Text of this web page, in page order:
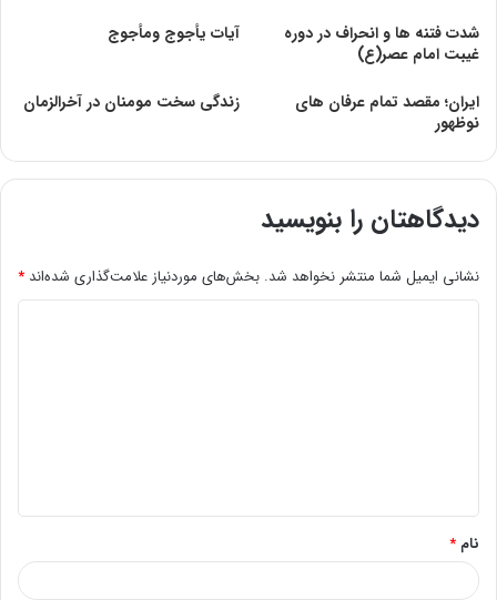
شدت فتنه ها و انحراف در دوره
غیبت امام عصر(ع)
آيات يأجوج ومأجوج
ایران؛ مقصد تمام عرفان های
نوظهور
زندگی سخت مومنان در آخرالزمان
دیدگاهتان را بنویسید
نشانی ایمیل شما منتشر نخواهد شد. بخش‌های موردنیاز علامت‌گذاری شده‌اند *
*
نام *